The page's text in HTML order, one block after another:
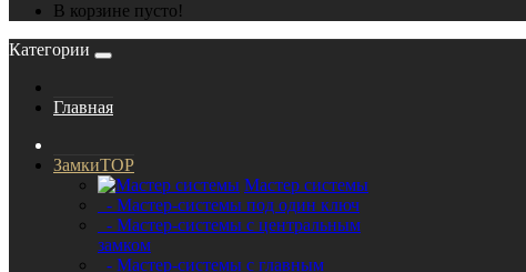
В корзине пусто!
Категории
Главная
ЗамкиTOP
Мастер системы
- Мастер-системы под один ключ
- Мастер-системы с центральным
замком
- Мастер-системы с главным